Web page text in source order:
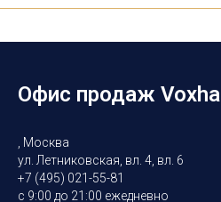
Офис продаж Voxhall
, Москва
ул. Летниковская, вл. 4, вл. 6
+7 (495) 021-55-81
с 9:00 до 21:00 ежедневно